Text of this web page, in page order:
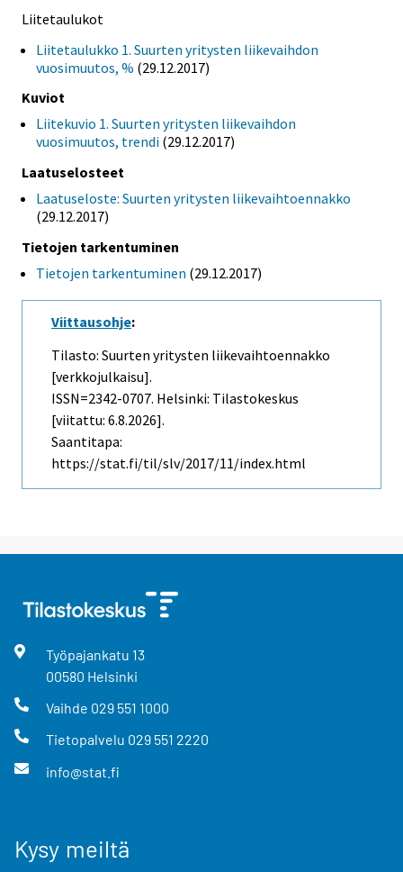
Liitetaulukot
Liitetaulukko 1. Suurten yritysten liikevaihdon
vuosimuutos, % (29.12.2017)
Kuviot
Liitekuvio 1. Suurten yritysten liikevaihdon
vuosimuutos, trendi (29.12.2017)
Laatuselosteet
Laatuseloste: Suurten yritysten liikevaihtoennakko
(29.12.2017)
Tietojen tarkentuminen
Tietojen tarkentuminen (29.12.2017)
Viittausohje:
Tilasto: Suurten yritysten liikevaihtoennakko
[verkkojulkaisu].
ISSN=2342-0707. Helsinki: Tilastokeskus
[viitattu: 6.8.2026].
Saantitapa:
https://stat.fi/til/slv/2017/11/index.html
Työpajankatu 13
00580 Helsinki
Vaihde 029 551 1000
Tietopalvelu 029 551 2220
info@stat.fi
Kysy meiltä